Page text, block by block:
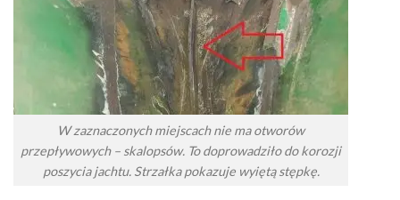
W zaznaczonych miejscach nie ma otworów
przepływowych – skalopsów. To doprowadziło do korozji
poszycia jachtu. Strzałka pokazuje wyiętą stępkę.